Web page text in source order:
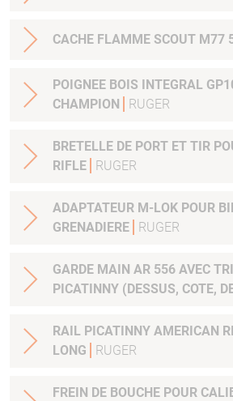
CACHE FLAMME SCOUT M77
POIGNEE BOIS INTEGRAL
CHAMPION
RUGER
BRETELLE DE PORT ET TIR
RIFLE
RUGER
ADAPTATEUR M-LOK POUR
GRENADIERE
RUGER
GARDE MAIN AR 556 AVEC
PICATINNY (DESSUS, COTE,
RAIL PICATINNY AMERICAN
LONG
RUGER
FREIN DE BOUCHE POUR